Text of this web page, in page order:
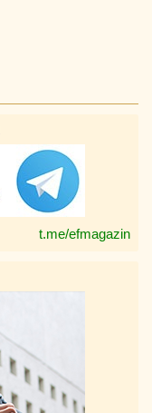
t.me/efmagazin